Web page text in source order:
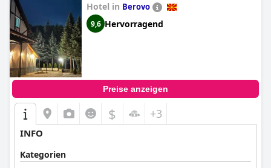
Hotel in Berovo
9,6 Hervorragend
Preise anzeigen
$ +3
INFO
Kategorien